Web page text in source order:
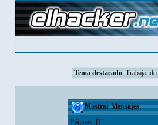
Tema destacado:
Mostrar Mensajes
Páginas: [1]